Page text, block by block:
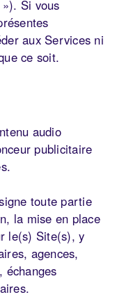
»). Si vous
aux Services ni
ce soit.
audio
publicitaire
toute partie
la mise en place
le(s) Site(s), y
agences,
échanges